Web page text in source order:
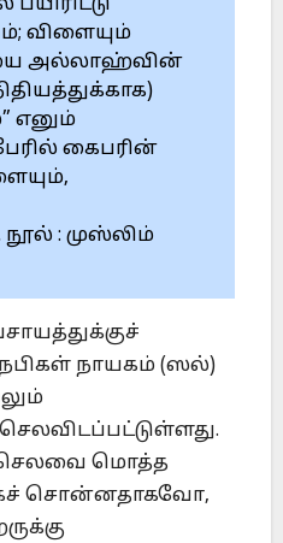
விளையும்
அல்லாஹ்வின்
எனும்
கைபரின்
: முஸ்லிம்
நாயகம் (ஸல்)
செலவை மொத்த
சொன்னதாகவோ,